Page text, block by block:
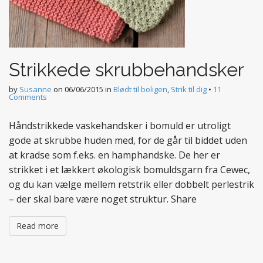
Strikkede skrubbehandsker
by Susanne on 06/06/2015 in Blødt til boligen, Strik til dig • 11
Comments
Håndstrikkede vaskehandsker i bomuld er utroligt
gode at skrubbe huden med, for de går til biddet uden
at kradse som f.eks. en hamphandske. De her er
strikket i et lækkert økologisk bomuldsgarn fra Cewec,
og du kan vælge mellem retstrik eller dobbelt perlestrik
– der skal bare være noget struktur. Share
Read more